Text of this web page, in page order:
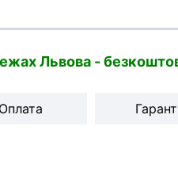
Львова -
Оплата